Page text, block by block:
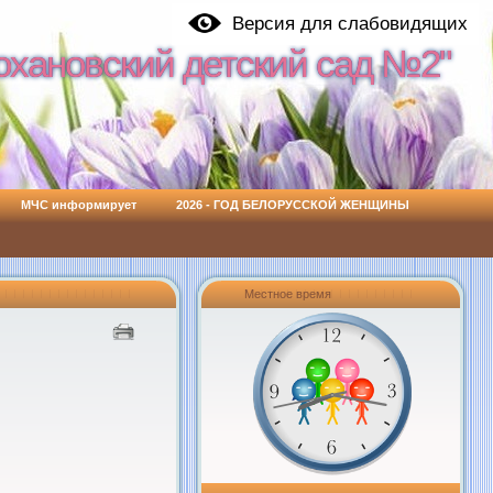
Версия для слабовидящих
детский сад №2"
детский сад №2"
МЧС информирует 2026 - ГОД БЕЛОРУССКОЙ ЖЕНЩИНЫ
Местное время